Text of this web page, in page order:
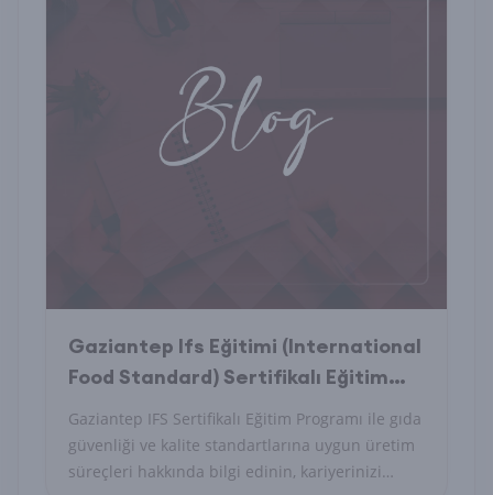
Gaziantep Ifs Eğitimi (International
Food Standard) Sertifikalı Eğitim
Programı Nedir?
Gaziantep IFS Sertifikalı Eğitim Programı ile gıda
güvenliği ve kalite standartlarına uygun üretim
süreçleri hakkında bilgi edinin, kariyerinizi